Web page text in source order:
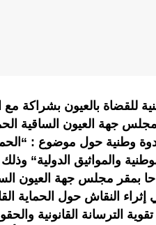
للقضاة بالعيون بشراكة مع
جهة العيون الساقية
وطنية حول موضوع :
النقاش حول الحماية
الترسانة القانونية